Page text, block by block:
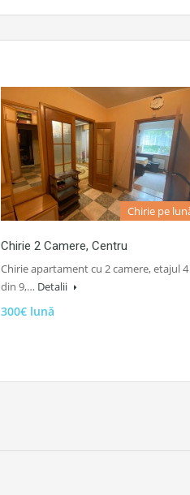
Chirie pe
Chirie 2 Camere, Centru
Chirie apartament cu 2 camere, etajul 4
din 9,… Detalii
300€ lună